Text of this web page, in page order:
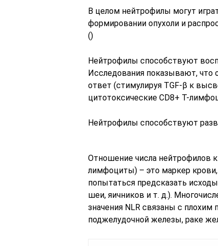
В целом нейтрофилы могут
формировании опухоли и
()
Нейтрофилы способствуют
Исследования показывают,
ответ (стимулируя TGF-β к
цитотоксические CD8+ Т-
Нейтрофилы способствуют
Отношение числа нейтрофилов
лимфоциты) – это маркер
попытаться предсказать
шеи, яичников и т. д.).
значения NLR связаны с плохим
поджелудочной железы, раке